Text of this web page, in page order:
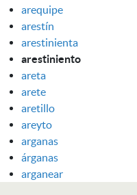
arequipe
arestín
arestinienta
arestiniento
areta
arete
aretillo
areyto
arganas
árganas
arganear